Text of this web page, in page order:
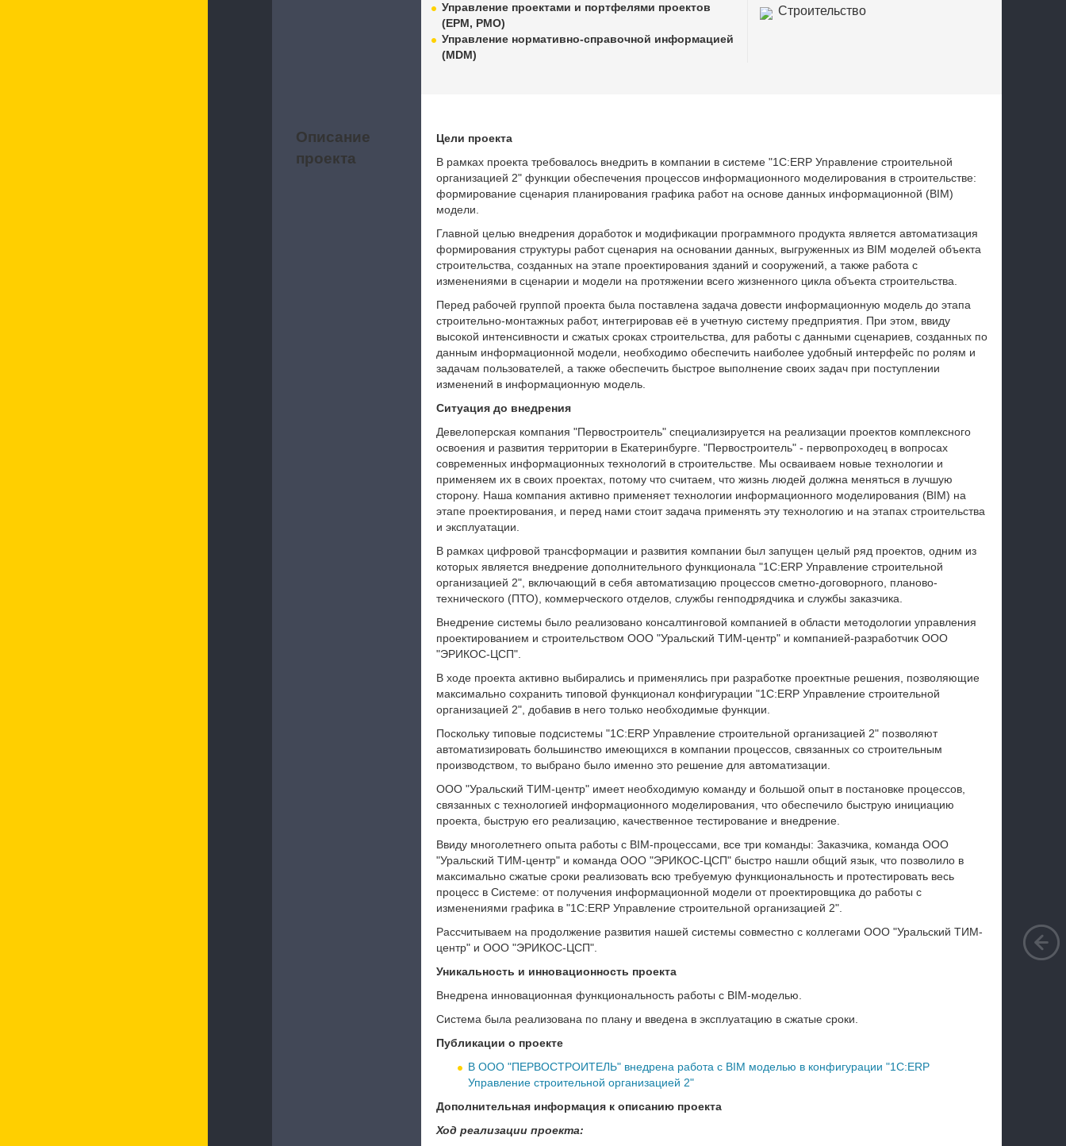
Управление проектами и портфелями проектов
(EPM, PMO)
Управление нормативно-справочной информацией
(MDM)
Строительство
Описание
проекта
Цели проекта
В рамках проекта требовалось внедрить в компании в системе "1С:ERP Управление строительной
организацией 2" функции обеспечения процессов информационного моделирования в строительстве:
формирование сценария планирования графика работ на основе данных информационной (BIM)
модели.
Главной целью внедрения доработок и модификации программного продукта является автоматизация
формирования структуры работ сценария на основании данных, выгруженных из BIM моделей объекта
строительства, созданных на этапе проектирования зданий и сооружений, а также работа с
изменениями в сценарии и модели на протяжении всего жизненного цикла объекта строительства.
Перед рабочей группой проекта была поставлена задача довести информационную модель до этапа
строительно-монтажных работ, интегрировав её в учетную систему предприятия. При этом, ввиду
высокой интенсивности и сжатых сроках строительства, для работы с данными сценариев, созданных по
данным информационной модели, необходимо обеспечить наиболее удобный интерфейс по ролям и
задачам пользователей, а также обеспечить быстрое выполнение своих задач при поступлении
изменений в информационную модель.
Ситуация до внедрения
Девелоперская компания "Первостроитель" специализируется на реализации проектов комплексного
освоения и развития территории в Екатеринбурге. "Первостроитель" - первопроходец в вопросах
современных информационных технологий в строительстве. Мы осваиваем новые технологии и
применяем их в своих проектах, потому что считаем, что жизнь людей должна меняться в лучшую
сторону. Наша компания активно применяет технологии информационного моделирования (BIM) на
этапе проектирования, и перед нами стоит задача применять эту технологию и на этапах строительства
и эксплуатации.
В рамках цифровой трансформации и развития компании был запущен целый ряд проектов, одним из
которых является внедрение дополнительного функционала "1С:ERP Управление строительной
организацией 2", включающий в себя автоматизацию процессов сметно-договорного, планово-
технического (ПТО), коммерческого отделов, службы генподрядчика и службы заказчика.
Внедрение системы было реализовано консалтинговой компанией в области методологии управления
проектированием и строительством ООО "Уральский ТИМ-центр" и компанией-разработчик ООО
"ЭРИКОС-ЦСП".
В ходе проекта активно выбирались и применялись при разработке проектные решения, позволяющие
максимально сохранить типовой функционал конфигурации "1С:ERP Управление строительной
организацией 2", добавив в него только необходимые функции.
Поскольку типовые подсистемы "1С:ERP Управление строительной организацией 2" позволяют
автоматизировать большинство имеющихся в компании процессов, связанных со строительным
производством, то выбрано было именно это решение для автоматизации.
ООО "Уральский ТИМ-центр" имеет необходимую команду и большой опыт в постановке процессов,
связанных с технологией информационного моделирования, что обеспечило быструю инициацию
проекта, быструю его реализацию, качественное тестирование и внедрение.
Ввиду многолетнего опыта работы с BIM-процессами, все три команды: Заказчика, команда ООО
"Уральский ТИМ-центр" и команда ООО "ЭРИКОС-ЦСП" быстро нашли общий язык, что позволило в
максимально сжатые сроки реализовать всю требуемую функциональность и протестировать весь
процесс в Системе: от получения информационной модели от проектировщика до работы с
изменениями графика в "1С:ERP Управление строительной организацией 2".
Рассчитываем на продолжение развития нашей системы совместно с коллегами ООО "Уральский ТИМ-
центр" и ООО "ЭРИКОС-ЦСП".
Уникальность и инновационность проекта
Внедрена инновационная функциональность работы с BIM-моделью.
Система была реализована по плану и введена в эксплуатацию в сжатые сроки.
Публикации о проекте
В ООО "ПЕРВОСТРОИТЕЛЬ" внедрена работа с BIM моделью в конфигурации "1С:ERP
Управление строительной организацией 2"
Дополнительная информация к описанию проекта
Ход реализации проекта: